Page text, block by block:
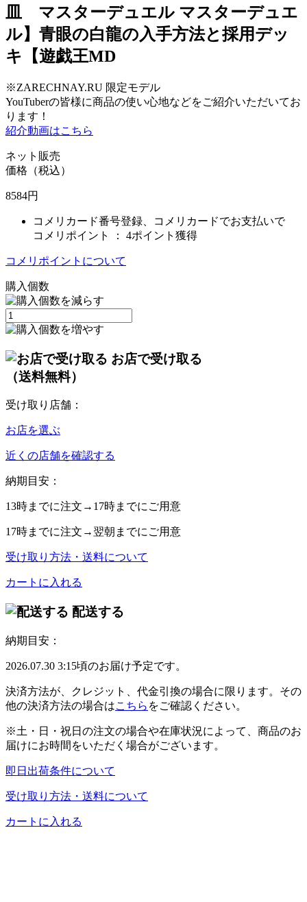
皿 マスターデュエル マスターデュエ
ル】青眼の白龍の入手方法と採用デッ
キ【遊戯王MD
※ZARECHNAY.RU 限定モデル
YouTuberの皆様に商品の使い心地などをご紹介いただいてお
ります！
紹介動画はこちら
ネット販売
価格（税込）
8584円
コメリカード番号登録、コメリカードでお支払いで
コメリポイント ： 4ポイント獲得
コメリポイントについて
購入個数
お店で受け取る
（送料無料）
受け取り店舗：
お店を選ぶ
近くの店舗を確認する
納期目安：
13時までに注文→ 17時までにご用意
17時までに注文→ 翌朝 までにご用意
受け取り方法・送料について
カートに入れる
配送する
納期目安：
2026.07.30 3:15頃のお届け予定です。
決済方法が、クレジット、代金引換の場合に限ります。その
他の決済方法の場合はこちら をご確認ください。
※土・日・祝日の注文の場合や在庫状況によって、商品のお
届けにお時間をいただく場合がございます。
即日出荷条件について
受け取り方法・送料について
カートに入れる